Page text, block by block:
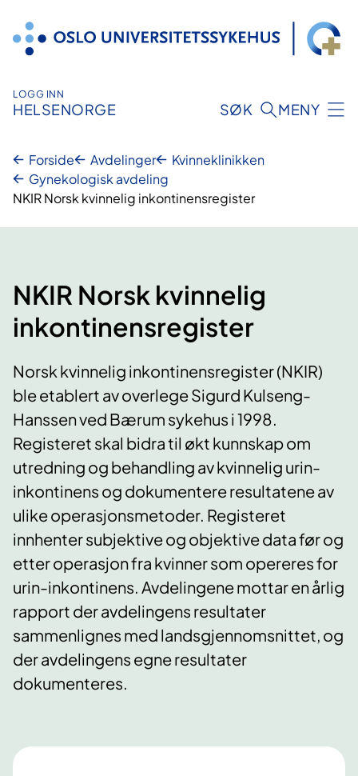
innhold
LOGG INN
HELSENORGE SØK MENY
Forside Avdelinger
Kvinneklinikken
Gynekologisk avdeling
NKIR Norsk kvinnelig inkontinensregister
NKIR Norsk kvinnelig
inkontinensregister
Norsk kvinnelig inkontinensregister (NKIR)
ble etablert av overlege Sigurd Kulseng-
Hanssen ved Bærum sykehus i 1998.
Registeret skal bidra til økt kunnskap om
utredning og behandling av kvinnelig urin-
inkontinens og dokumentere resultatene av
ulike operasjonsmetoder. Registeret
innhenter subjektive og objektive data før og
etter operasjon fra kvinner som opereres for
urin-inkontinens. Avdelingene mottar en årlig
rapport der avdelingens resultater
sammenlignes med landsgjennomsnittet, og
der avdelingens egne resultater
dokumenteres.